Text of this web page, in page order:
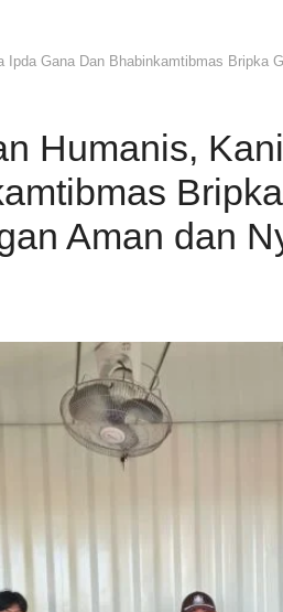
Gana Dan Bhabinkamtibmas Bripka
Humanis,
Aman dan